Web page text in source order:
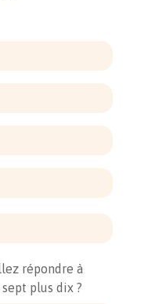
répondre à
plus dix ?